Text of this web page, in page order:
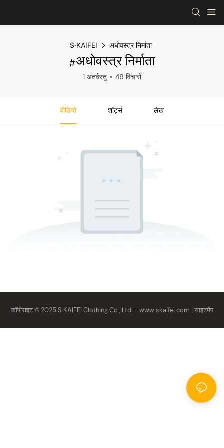
S·KAIFEI अधोवस्त्र निर्माता
#अधोवस्त्र निर्माता
1 अंतर्वस्तु 49 विचारों
वीडियो शॉर्ट्स लेख
कॉपीराइट © 2025 S·KAIFEI Clothing Co., Ltd. - www.skaifei.com | साइटमैप